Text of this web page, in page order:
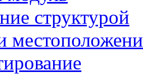
структурой